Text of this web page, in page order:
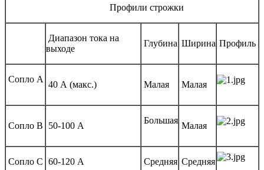
Профили строжки
Диапазон тока на
выходе
Глубина Ширина Профиль
Сопло A
40 А (макс.) Малая Малая
Сопло В 50-100 А
Большая
Малая
Сопло С 60-120 А Средняя Средняя